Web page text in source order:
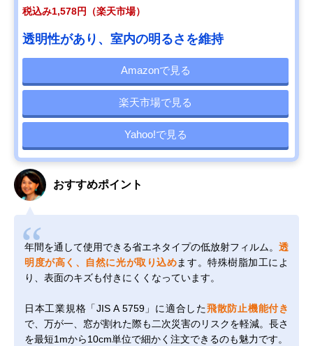
税込み1,578円（楽天市場）
透明性があり、室内の明るさを維持
Amazonで見る
楽天市場で見る
Yahoo!で見る
おすすめポイント
年間を通して使用できる省エネタイプの低放射フィルム。 透
明度が高く、自然に光が取り込めます。特殊樹脂加工によ
り、表面のキズも付きにくくなっています。
日本工業規格「JIS A 5759」に適合した飛散防止機能付き
で、万が一、窓が割れた際も二次災害のリスクを軽減。長さ
を最短1mから10cm単位で細かく注文できるのも魅力です。